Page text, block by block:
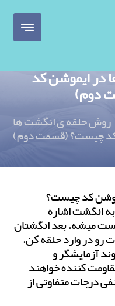
در ایموشن کد
دوم)
روش حلقه ی انگشت ها
چیست؟ (قسمت دوم)
کد چیست؟
انگشت اشاره
میشه. بعد انگشتان
در وارد حلقه کن.
آزمایشگر و
کننده خواهند
درجات متفاوتی از